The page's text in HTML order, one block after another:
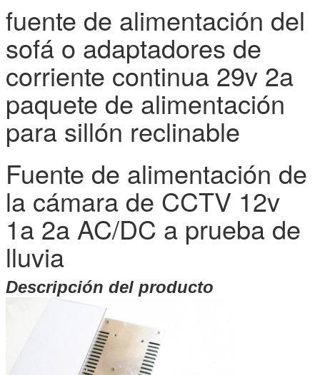
fuente de alimentación del
sofá o adaptadores de
corriente continua 29v 2a
paquete de alimentación
para sillón reclinable
Fuente de alimentación de
la cámara de CCTV 12v
1a 2a AC/DC a prueba de
lluvia
Descripción del producto